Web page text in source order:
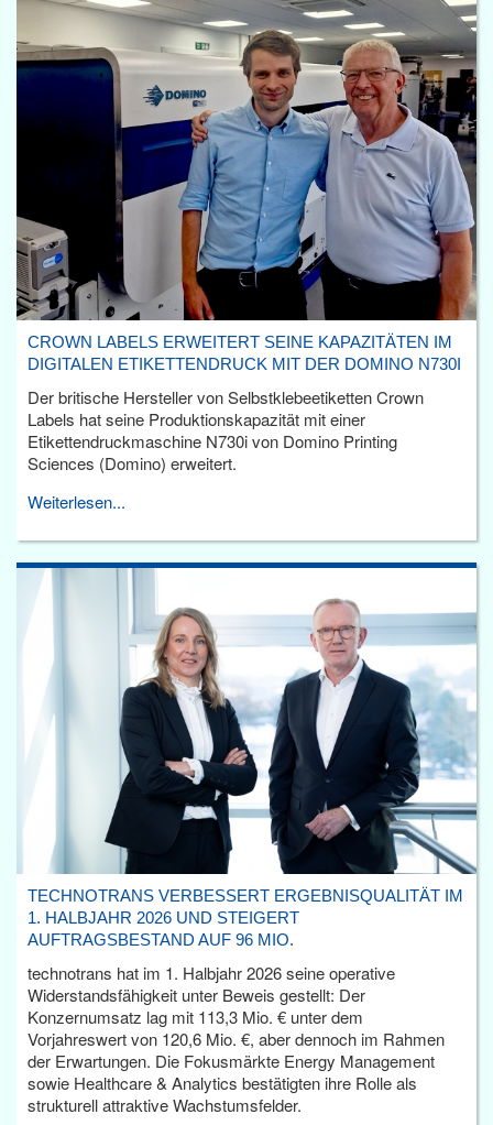
CROWN LABELS ERWEITERT SEINE KAPAZITÄTEN IM
DIGITALEN ETIKETTENDRUCK MIT DER DOMINO N730I
Der britische Hersteller von Selbstklebeetiketten Crown
Labels hat seine Produktionskapazität mit einer
Etikettendruckmaschine N730i von Domino Printing
Sciences (Domino) erweitert.
Weiterlesen...
TECHNOTRANS VERBESSERT ERGEBNISQUALITÄT IM
1. HALBJAHR 2026 UND STEIGERT
AUFTRAGSBESTAND AUF 96 MIO.
technotrans hat im 1. Halbjahr 2026 seine operative
Widerstandsfähigkeit unter Beweis gestellt: Der
Konzernumsatz lag mit 113,3 Mio. € unter dem
Vorjahreswert von 120,6 Mio. €, aber dennoch im Rahmen
der Erwartungen. Die Fokusmärkte Energy Management
sowie Healthcare & Analytics bestätigten ihre Rolle als
strukturell attraktive Wachstumsfelder.